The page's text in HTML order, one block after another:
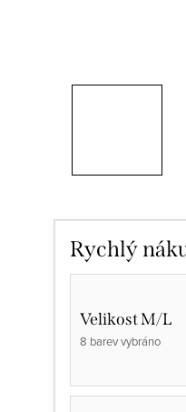
Rychlý
Velikost M/L
8 barev vybráno